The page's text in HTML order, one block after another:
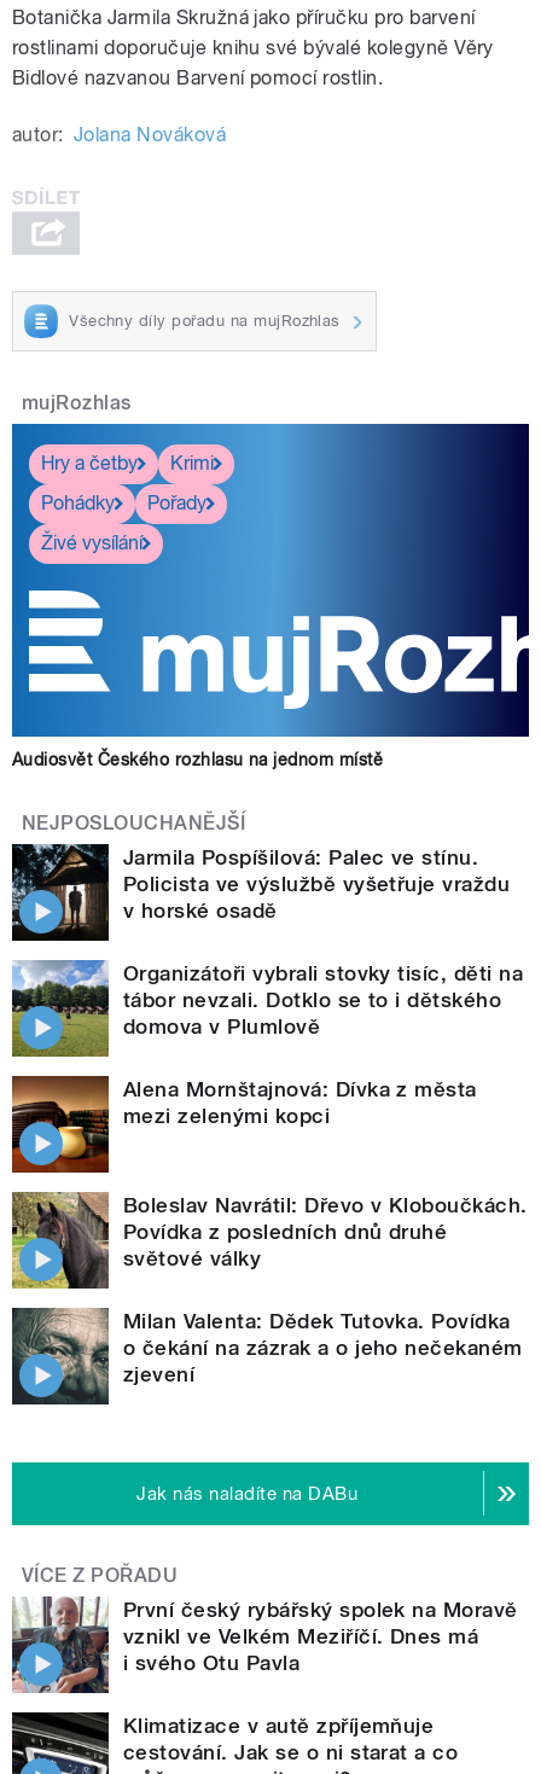
Botanička Jarmila Skružná jako příručku pro barvení
rostlinami doporučuje knihu své bývalé kolegyně Věry
Bidlové nazvanou Barvení pomocí rostlin.
autor: Jolana Nováková
Všechny díly pořadu na mujRozhlas
mujRozhlas
Hry a četby
Krimi
Pohádky
Pořady
Živé vysílání
Audiosvět Českého rozhlasu na jednom místě
NEJPOSLOUCHANĚJŠÍ
Jarmila Pospíšilová: Palec ve stínu.
Policista ve výslužbě vyšetřuje vraždu
v horské osadě
Organizátoři vybrali stovky tisíc, děti na
tábor nevzali. Dotklo se to i dětského
domova v Plumlově
Alena Mornštajnová: Dívka z města
mezi zelenými kopci
Boleslav Navrátil: Dřevo v Kloboučkách.
Povídka z posledních dnů druhé
světové války
Milan Valenta: Dědek Tutovka. Povídka
o čekání na zázrak a o jeho nečekaném
zjevení
Jak nás naladíte na DABu
VÍCE Z POŘADU
První český rybářský spolek na Moravě
vznikl ve Velkém Meziříčí. Dnes má
i svého Otu Pavla
Klimatizace v autě zpříjemňuje
cestování. Jak se o ni starat a co